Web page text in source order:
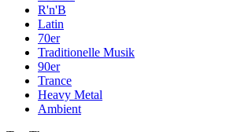
R'n'B
Latin
70er
Traditionelle Musik
90er
Trance
Heavy Metal
Ambient